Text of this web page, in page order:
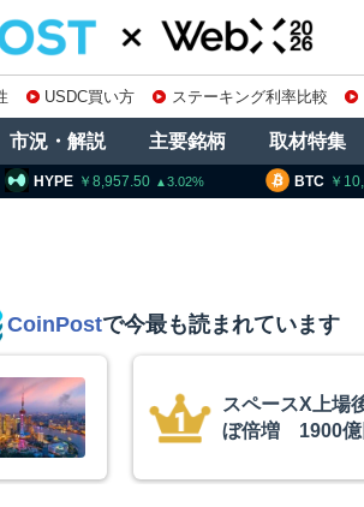
USDC買い方 ステーキング利率比較
市況・解説 主要銘柄 取材特集
BTC 10,209,999
CoinPostで今最も読まれています
「仮にクラリ
想通貨は前進」